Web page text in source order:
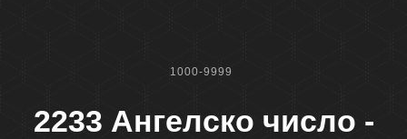
1000-9999
2233 Ангелско число -